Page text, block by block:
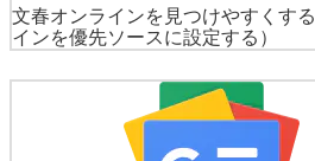
文春オンラインを見つけやすくする
インを優先ソースに設定する）